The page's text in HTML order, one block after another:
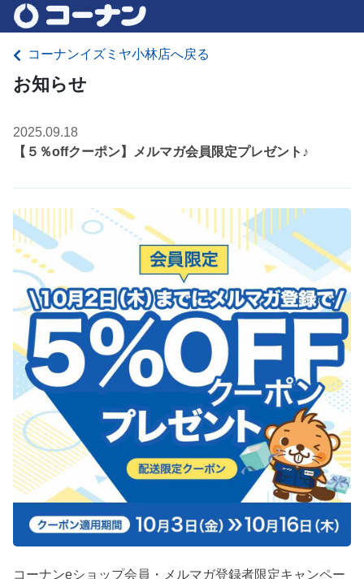
コーナンイズミヤ小林店へ戻る
お知らせ
2025.09.18
【５％offクーポン】メルマガ会員限定プレゼント♪
コーナンeショップ会員・メルマガ登録者限定キャンペー